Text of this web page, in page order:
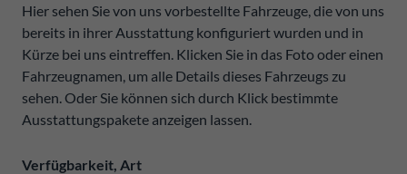
Hier sehen Sie von uns vorbestellte Fahrzeuge, die von uns
bereits in ihrer Ausstattung konfiguriert wurden und in
Kürze bei uns eintreffen. Klicken Sie in das Foto oder einen
Fahrzeugnamen, um alle Details dieses Fahrzeugs zu
sehen. Oder Sie können sich durch Klick bestimmte
Ausstattungspakete anzeigen lassen.
Verfügbarkeit, Art